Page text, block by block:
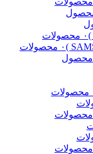
۰ محصولات
۰ محصولات